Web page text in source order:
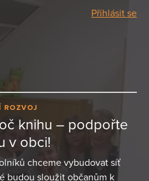
Přihlásit se
knihu – podpořte
v obci!
chceme vybudovat síť
budou sloužit občanům k